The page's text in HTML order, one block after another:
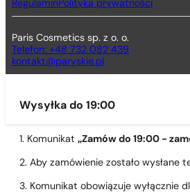
RegulaminPolityka prywatności
Paris Cosmetics sp. z o. o.
Telefon: +48 732 082 439
kontakt@paryskie.pl
Wysyłka do 19:00
1. Komunikat „Zamów do 19:00 -
2. Aby zamówienie zostało
3. Komunikat obowiązuje wyłącznie